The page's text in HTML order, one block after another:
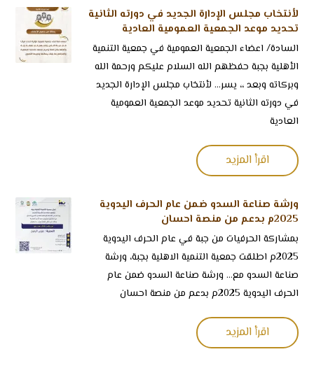
لأنتخاب مجلس الإدارة الجديد في دورته الثانية
تحديد موعد الجمعية العمومية العادية
السادة/ اعضاء الجمعية العمومية في جمعية التنمية
الأهلية بجبة حفظهم الله السلام عليكم ورحمة الله
وبركاته وبعد ،، يسر... لأنتخاب مجلس الإدارة الجديد
في دورته الثانية تحديد موعد الجمعية العمومية
العادية
اقرأ المزيد
ورشة صناعة السدو ضمن عام الحرف اليدوية
2025م بدعم من منصة احسان
بمشاركة الحرفيات من ⁧‫جبة‬⁩ في ⁧‫عام الحرف اليدوية
2025م اطلقت جمعية التنمية الاهلية بجبة، ورشة
صناعة السدو مع... ورشة صناعة السدو ضمن عام
الحرف اليدوية 2025م بدعم من منصة احسان
اقرأ المزيد